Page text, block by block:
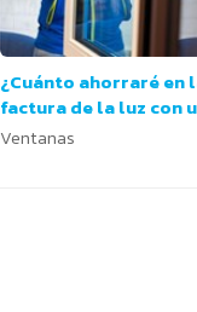
¿Cuánto ahorraré en
factura de la luz con
ventanas más
Ventanas